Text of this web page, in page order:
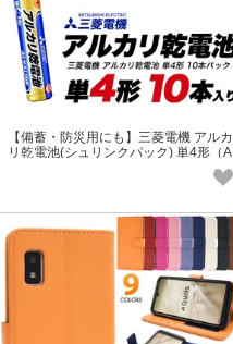
【備蓄・防災用にも】三菱電機 アルカ
リ乾電池(シュリンクパック) 単4形（A